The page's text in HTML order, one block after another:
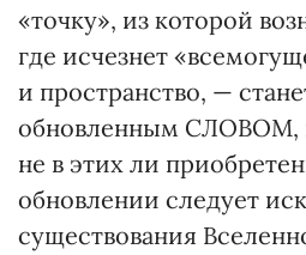
«точку», из которой
где исчезнет
и пространство, —
обновленным СЛОВОМ,
не в этих ли
обновлении следует
существования